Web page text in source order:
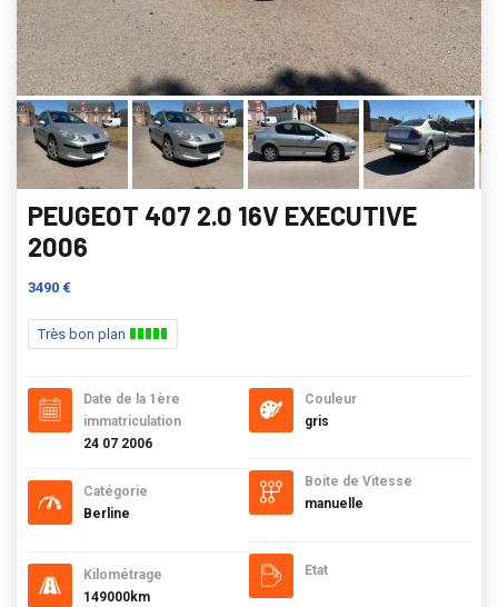
PEUGEOT 407 2.0 16V EXECUTIVE
2006
3490 €
Très bon plan
Date de la 1ère
immatriculation
24 07 2006
Catégorie
Berline
Kilométrage
149000km
Couleur
gris
Boite de Vitesse
manuelle
Etat